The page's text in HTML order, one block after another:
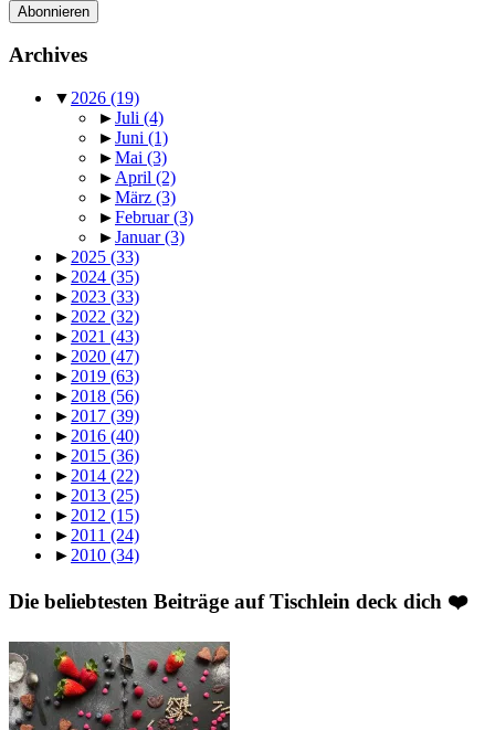
Archives
▼ 2026 (19)
►Juli (4)
►Juni (1)
►Mai (3)
► April (2)
►März (3)
►Februar(3)
►Januar(3)
► 2025 (33)
► 2024 (35)
► 2023 (33)
► 2022 (32)
► 2021 (43)
► 2020 (47)
► 2019 (63)
► 2018 (56)
► 2017 (39)
► 2016 (40)
► 2015 (36)
► 2014 (22)
► 2013 (25)
► 2012 (15)
► 2011 (24)
► 2010 (34)
Die beliebtesten Beiträge auf Tischlein deck dich ❤️